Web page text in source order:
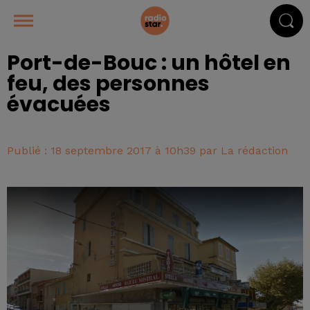
Port-de-Bouc : un hôtel en
feu, des personnes
évacuées
Publié : 18 septembre 2017 à 10h39 par La rédaction